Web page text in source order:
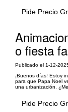
Pide Precio
o fiesta
Publicado el 1-12-
¡Buenos días! Estoy
para que Papa Noel
una urbanización.
Pide Precio